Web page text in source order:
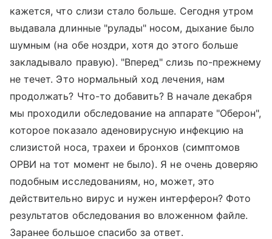
кажется, что слизи стало больше. Сегодня утром
выдавала длинные "рулады" носом, дыхание было
шумным (на обе ноздри, хотя до этого больше
закладывало правую). "Вперед" слизь по-прежнему
не течет. Это нормальный ход лечения, нам
продолжать? Что-то добавить? В начале декабря
мы проходили обследование на аппарате "Оберон",
которое показало аденовирусную инфекцию на
слизистой носа, трахеи и бронхов (симптомов
ОРВИ на тот момент не было). Я не очень доверяю
подобным исследованиям, но, может, это
действительно вирус и нужен интерферон? Фото
результатов обследования во вложенном файле.
Заранее большое спасибо за ответ.